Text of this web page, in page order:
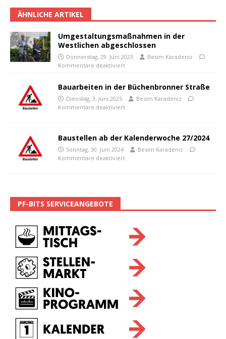
ÄHNLICHE ARTIKEL
Umgestaltungsmaßnahmen in der
Westlichen abgeschlossen
Donnerstag, 29. Juni 2023
Besim Karadeniz
Kommentare deaktiviert
Bauarbeiten in der Büchenbronner Straße
Dienstag, 3. Juni 2025
Besim Karadeniz
Kommentare deaktiviert
Baustellen ab der Kalenderwoche 27/2024
Sonntag, 30. Juni 2024
Besim Karadeniz
Kommentare deaktiviert
PF-BITS SERVICEANGEBOTE